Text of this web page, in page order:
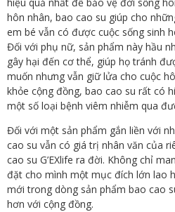
hiệu quả nhất để bảo vệ đời sống
hôn nhân, bao cao su giúp cho
em bé vẫn có được cuộc sống sinh
Đối với phụ nữ, sản phẩm này hầu
gây hại đến cơ thể, giúp họ tránh
muốn nhưng vẫn giữ lửa cho cuộc
khỏe cộng đồng, bao cao su rất có
một số loại bệnh viêm nhiễm qua
Đối với một sản phẩm gắn liền với
cao su vẫn có giá trị nhân văn của
cao su G’EXlife ra đời. Không chỉ
đặt cho mình một mục đích lớn lao
mới trong dòng sản phẩm bao cao
hơn với cộng đồng.